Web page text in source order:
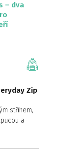
– dva
Zip
střihem,
a